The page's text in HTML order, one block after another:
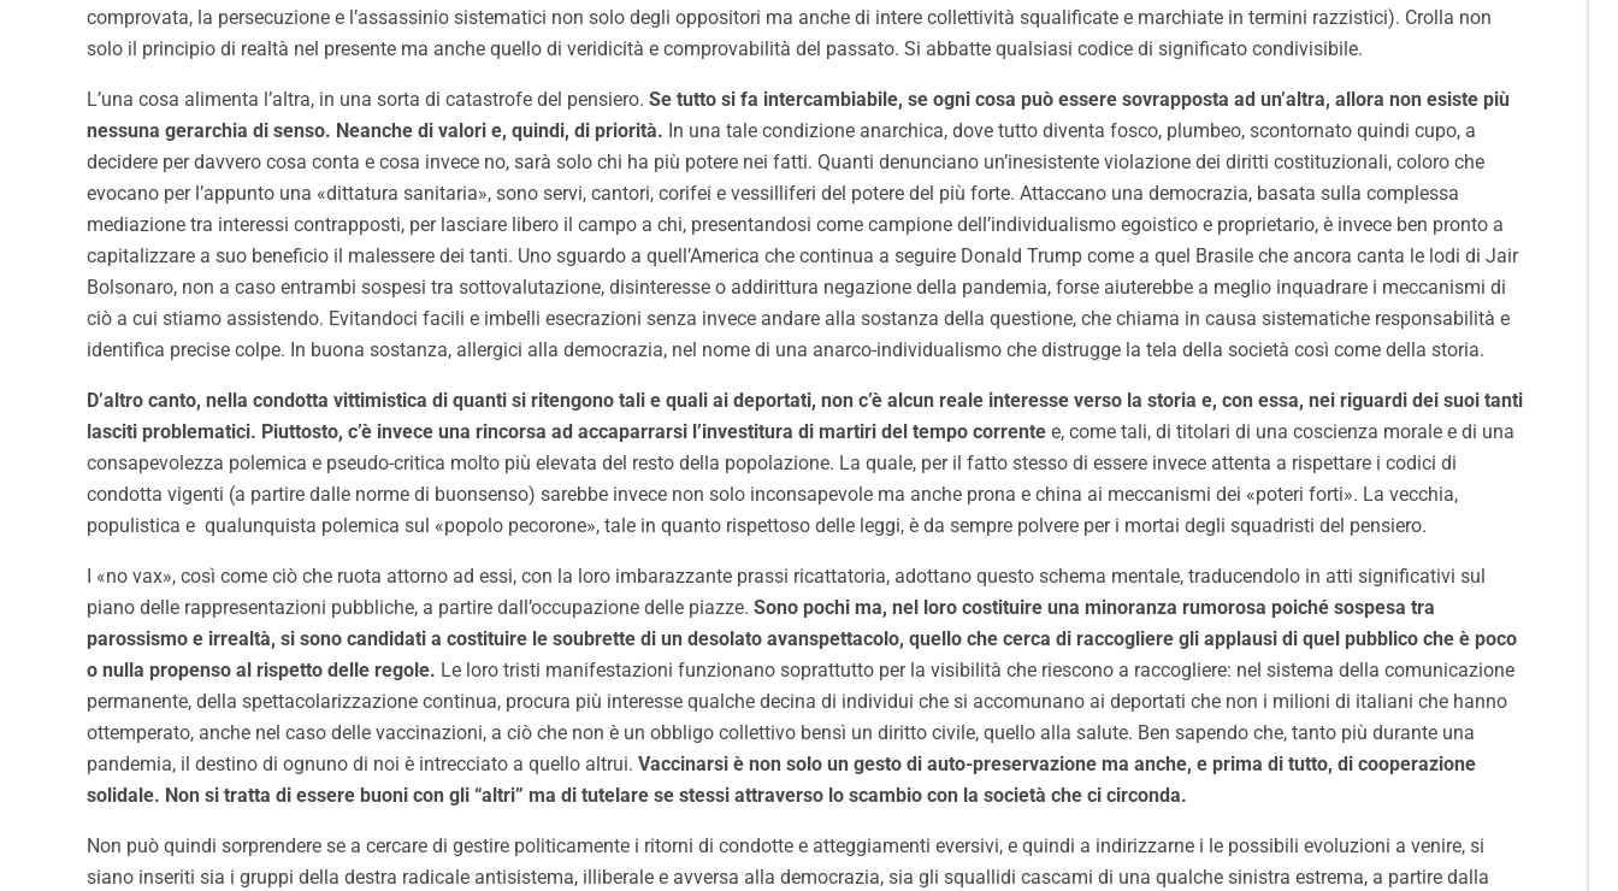
comprovata, la persecuzione e l’assassinio sistematici non solo degli oppositori ma anche di intere collettività squalificate e marchiate in termini razzistici). Crolla non
solo il principio di realtà nel presente ma anche quello di veridicità e comprovabilità del passato. Si abbatte qualsiasi codice di significato condivisibile.
L’una cosa alimenta l’altra, in una sorta di catastrofe del pensiero. Se tutto si fa intercambiabile, se ogni cosa può essere sovrapposta ad un’altra, allora non esiste più
nessuna gerarchia di senso. Neanche di valori e, quindi, di priorità. In una tale condizione anarchica, dove tutto diventa fosco, plumbeo, scontornato quindi cupo, a
decidere per davvero cosa conta e cosa invece no, sarà solo chi ha più potere nei fatti. Quanti denunciano un’inesistente violazione dei diritti costituzionali, coloro che
evocano per l’appunto una «dittatura sanitaria», sono servi, cantori, corifei e vessilliferi del potere del più forte. Attaccano una democrazia, basata sulla complessa
mediazione tra interessi contrapposti, per lasciare libero il campo a chi, presentandosi come campione dell’individualismo egoistico e proprietario, è invece ben pronto a
capitalizzare a suo beneficio il malessere dei tanti. Uno sguardo a quell’America che continua a seguire Donald Trump come a quel Brasile che ancora canta le lodi di Jair
Bolsonaro, non a caso entrambi sospesi tra sottovalutazione, disinteresse o addirittura negazione della pandemia, forse aiuterebbe a meglio inquadrare i meccanismi di
ciò a cui stiamo assistendo. Evitandoci facili e imbelli esecrazioni senza invece andare alla sostanza della questione, che chiama in causa sistematiche responsabilità e
identifica precise colpe. In buona sostanza, allergici alla democrazia, nel nome di una anarco-individualismo che distrugge la tela della società così come della storia.
D’altro canto, nella condotta vittimistica di quanti si ritengono tali e quali ai deportati, non c’è alcun reale interesse verso la storia e, con essa, nei riguardi dei suoi tanti
lasciti problematici. Piuttosto, c’è invece una rincorsa ad accaparrarsi l’investitura di martiri del tempo corrente e, come tali, di titolari di una coscienza morale e di una
consapevolezza polemica e pseudo-critica molto più elevata del resto della popolazione. La quale, per il fatto stesso di essere invece attenta a rispettare i codici di
condotta vigenti (a partire dalle norme di buonsenso) sarebbe invece non solo inconsapevole ma anche prona e china ai meccanismi dei «poteri forti». La vecchia,
populistica e qualunquista polemica sul «popolo pecorone», tale in quanto rispettoso delle leggi, è da sempre polvere per i mortai degli squadristi del pensiero.
I «no vax», così come ciò che ruota attorno ad essi, con la loro imbarazzante prassi ricattatoria, adottano questo schema mentale, traducendolo in atti significativi sul
piano delle rappresentazioni pubbliche, a partire dall’occupazione delle piazze. Sono pochi ma, nel loro costituire una minoranza rumorosa poiché sospesa tra
parossismo e irrealtà, si sono candidati a costituire le soubrette di un desolato avanspettacolo, quello che cerca di raccogliere gli applausi di quel pubblico che è poco
o nulla propenso al rispetto delle regole. Le loro tristi manifestazioni funzionano soprattutto per la visibilità che riescono a raccogliere: nel sistema della comunicazione
permanente, della spettacolarizzazione continua, procura più interesse qualche decina di individui che si accomunano ai deportati che non i milioni di italiani che hanno
ottemperato, anche nel caso delle vaccinazioni, a ciò che non è un obbligo collettivo bensì un diritto civile, quello alla salute. Ben sapendo che, tanto più durante una
pandemia, il destino di ognuno di noi è intrecciato a quello altrui. Vaccinarsi è non solo un gesto di auto-preservazione ma anche, e prima di tutto, di cooperazione
solidale. Non si tratta di essere buoni con gli “altri” ma di tutelare se stessi attraverso lo scambio con la società che ci circonda.
Non può quindi sorprendere se a cercare di gestire politicamente i ritorni di condotte e atteggiamenti eversivi, e quindi a indirizzarne i le possibili evoluzioni a venire, si
siano inseriti sia i gruppi della destra radicale antisistema, illiberale e avversa alla democrazia, sia gli squallidi cascami di una qualche sinistra estrema, a partire dalla